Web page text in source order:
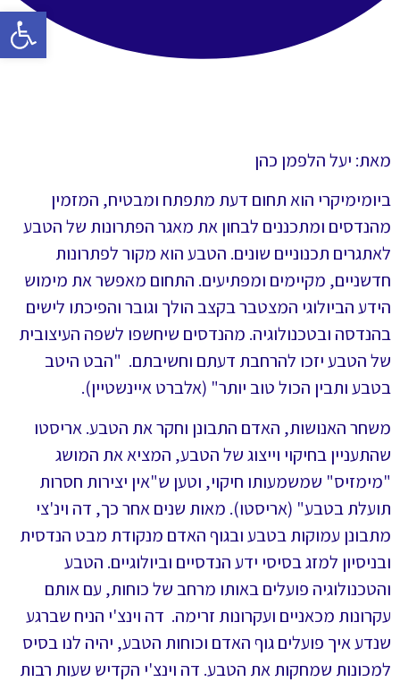
פתח
מאת: יעל הלפמן כהן
ביומימיקרי הוא תחום דעת מתפתח ומבטיח, המזמין
מהנדסים ומתכננים לבחון את מאגר הפתרונות של הטבע
לאתגרים תכנוניים שונים. הטבע הוא מקור לפתרונות
חדשניים, מקיימים ומפתיעים. התחום מאפשר את מימוש
הידע הביולוגי המצטבר בקצב הולך וגובר והפיכתו לישים
בהנדסה ובטכנולוגיה. מהנדסים שיחשפו לשפה העיצובית
של הטבע יזכו להרחבת דעתם וחשיבתם. "הבט היטב
בטבע ותבין הכול טוב יותר" (אלברט איינשטיין).
משחר האנושות, האדם התבונן וחקר את הטבע. אריסטו
שהתעניין בחיקוי וייצוג של הטבע, המציא את המושג
"מימזיס" שמשמעותו חיקוי, וטען ש"אין יצירות חסרות
תועלת בטבע" (אריסטו). מאות שנים אחר כך, דה וינ'צי
מתבונן עמוקות בטבע ובגוף האדם מנקודת מבט הנדסית
ובניסיון למזג בסיסי ידע הנדסיים וביולוגיים. הטבע
והטכנולוגיה פועלים באותו מרחב של כוחות, עם אותם
עקרונות מכאניים ועקרונות זרימה. דה וינצ'י הניח שברגע
שנדע איך פועלים גוף האדם וכוחות הטבע, יהיה לנו בסיס
למכונות שמחקות את הטבע. דה וינצ'י הקדיש שעות רבות